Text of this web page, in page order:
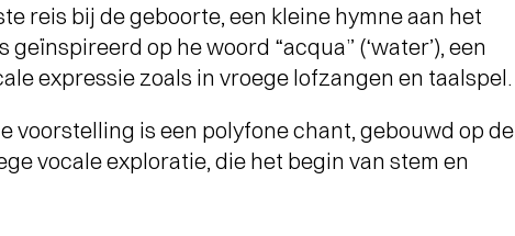
reis bij de geboorte, een kleine hymne aan het
geïnspireerd op he woord “acqua” (‘water’), een
expressie zoals in vroege lofzangen en taalspel.
voorstelling is een polyfone chant, gebouwd op de
vocale exploratie, die het begin van stem en